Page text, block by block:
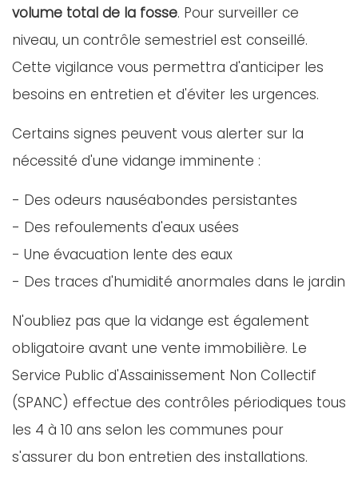
volume total de la fosse. Pour surveiller ce
niveau, un contrôle semestriel est conseillé.
Cette vigilance vous permettra d'anticiper les
besoins en entretien et d'éviter les urgences.
Certains signes peuvent vous alerter sur la
nécessité d'une vidange imminente :
- Des odeurs nauséabondes persistantes
- Des refoulements d'eaux usées
- Une évacuation lente des eaux
- Des traces d'humidité anormales dans le jardin
N'oubliez pas que la vidange est également
obligatoire avant une vente immobilière. Le
Service Public d'Assainissement Non Collectif
(SPANC) effectue des contrôles périodiques tous
les 4 à 10 ans selon les communes pour
s'assurer du bon entretien des installations.